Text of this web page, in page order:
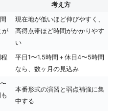
考え方
が
現在地が低いほど伸びやすく、
高得点帯ほど時間がかかりやす
い
平日1〜1.5時間＋休日4〜5時間
なら、数ヶ月の見込み
本番形式の演習と弱点補強に集
中する